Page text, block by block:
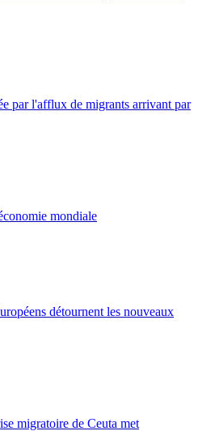
par l'afflux de migrants arrivant par
mondiale
détournent les nouveaux
migratoire de Ceuta met